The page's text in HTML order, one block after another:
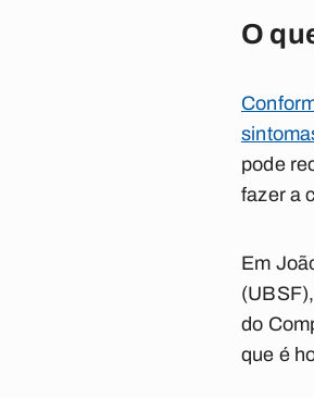
O
pode
fazer a
Em
do
que é